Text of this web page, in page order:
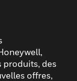
produits, des
offres,